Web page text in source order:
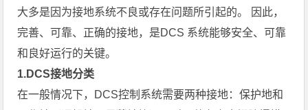
大多是因为接地系统不良或存在问题所引起的。 因此，
完善、可靠、正确的接地，是DCS 系统能够安全、可靠
和良好运行的关键。
1.DCS接地分类
在一般情况下，DCS控制系统需要两种接地：保护地和